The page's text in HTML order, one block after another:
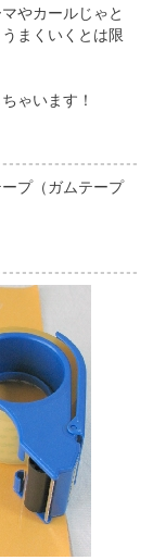
やカールじゃと
まくいくとは限
ゃいます！
プ（ガムテープ